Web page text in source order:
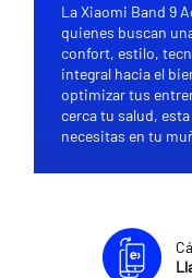
La Xiaomi Band 9
quienes buscan
confort, estilo,
integral hacia el
optimizar tus
cerca tu salud,
necesitas en tu